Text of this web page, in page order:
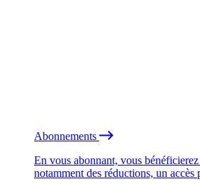
Abonnements
En vous abonnant, vous
notamment des réductions, un